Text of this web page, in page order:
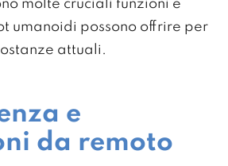
molte cruciali funzioni e
umanoidi possono offrire per
attuali.
e
da remoto